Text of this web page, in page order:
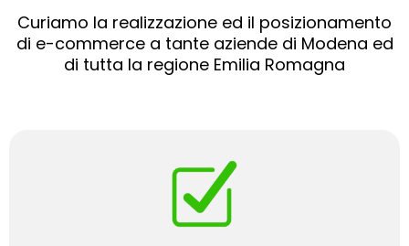
Curiamo la realizzazione ed il posizionamento
di e-commerce a tante aziende di Modena ed
di tutta la regione Emilia Romagna